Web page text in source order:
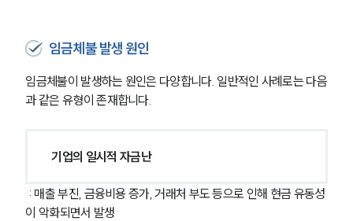
임금체불 발생 원인
임금체불이 발생하는 원인은 다양합니다. 일반적인 사례로는 다음
과 같은 유형이 존재합니다.
기업의 일시적 자금난
이 악화되면서 발생